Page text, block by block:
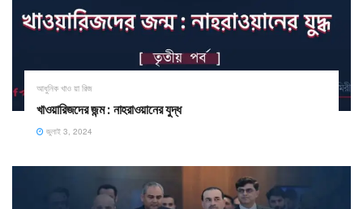
আধুনিক খাও য়া রিজ
খাওয়ারিজদের জন্ম : নাহরাওয়ানের যুদ্ধ
জুলাই 3, 2024